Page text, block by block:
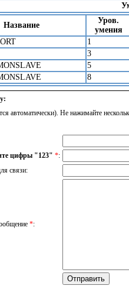
Название
Уров.
умения
1
3
5
8
автоматически). Не нажимайте
цифры "123" *:
связи:
*: